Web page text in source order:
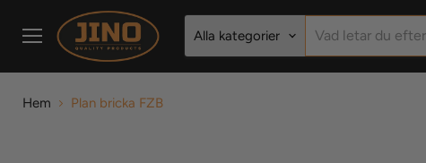
Meny
Alla kategorier
Hem Plan bricka FZB